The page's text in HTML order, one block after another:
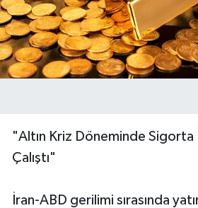
"Altın Kriz Döneminde Sigorta
Çalıştı"
İran-ABD gerilimi sırasında